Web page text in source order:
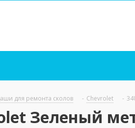
для ремонта сколов - Chevrolet -
Зеленый